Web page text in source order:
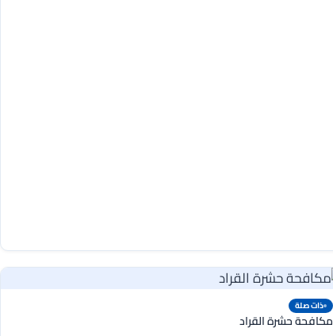
ذات صلة
مكافحة حشرة القراد